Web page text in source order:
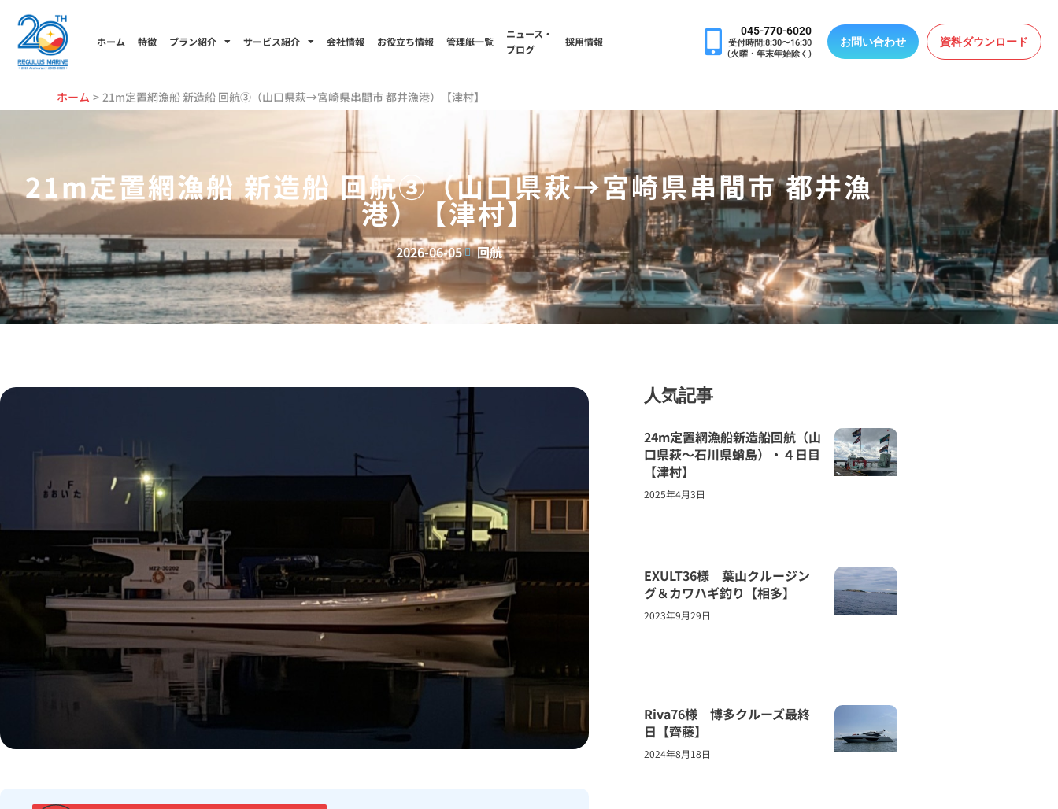
ホーム 特徴 プラン紹介 サービス紹介 会社情報 お役立ち情報 管理艇一覧
ニュース・
ブログ
採用情報
045-770-6020
受付時間:8:30〜16:30
(火曜・年末年始除く)
お問い合わせ 資料ダウンロード
ホーム 21m定置網漁船 新造船 回航③（山口県萩→宮崎県串間市 都井漁港）【津村】
21m定置網漁船 新造船 回航③（山口県萩→宮崎県串間市 都井漁
港）【津村】
2026-06-05 回航
人気記事
24m定置網漁船新造船回航（山
口県萩～石川県蛸島）・４日目
【津村】
2025年4月3日
EXULT36様 葉山クルージン
グ＆カワハギ釣り【相多】
2023年9月29日
Riva76様 博多クルーズ最終
日【齊藤】
2024年8月18日